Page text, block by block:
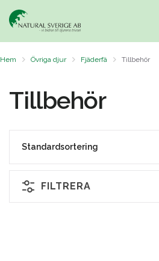
Hem Övriga djur Fjäderfä Tillbehör
Tillbehör
FILTRERA